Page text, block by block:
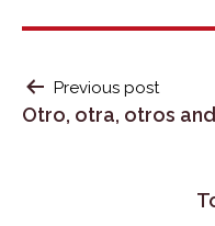
POST
Previous post
Otro, otra, otros